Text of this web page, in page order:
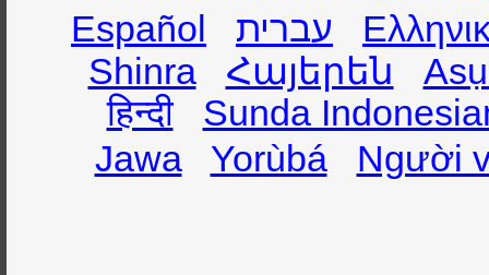
Español
עברית
Shinra
Հայերեն
हिन्दी
Sunda
Jawa
Yorùbá Người